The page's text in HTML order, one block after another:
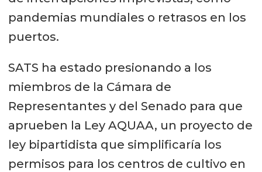
pandemias mundiales o retrasos en los
puertos.
SATS ha estado presionando a los
miembros de la Cámara de
Representantes y del Senado para que
aprueben la Ley AQUAA, un proyecto de
ley bipartidista que simplificaría los
permisos para los centros de cultivo en